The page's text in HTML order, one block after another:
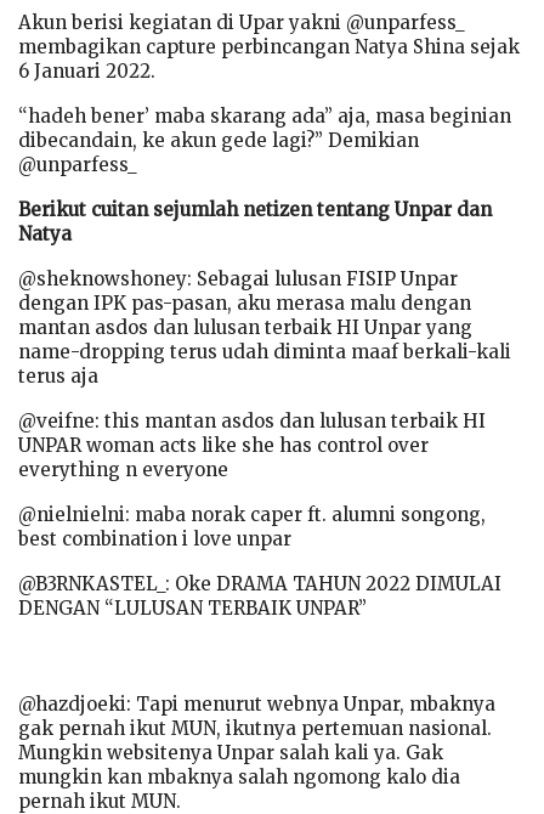
Akun berisi kegiatan di Upar yakni @unparfess_
membagikan capture perbincangan Natya Shina sejak
6 Januari 2022.
“hadeh bener’ maba skarang ada” aja, masa beginian
dibecandain, ke akun gede lagi?” Demikian
@unparfess_
Berikut cuitan sejumlah netizen tentang Unpar dan
Natya
@sheknowshoney: Sebagai lulusan FISIP Unpar
dengan IPK pas-pasan, aku merasa malu dengan
mantan asdos dan lulusan terbaik HI Unpar yang
name-dropping terus udah diminta maaf berkali-kali
terus aja
@veifne: this mantan asdos dan lulusan terbaik HI
UNPAR woman acts like she has control over
everything n everyone
@nielnielni: maba norak caper ft. alumni songong,
best combination i love unpar
@B3RNKASTEL_: Oke DRAMA TAHUN 2022 DIMULAI
DENGAN “LULUSAN TERBAIK UNPAR”
@hazdjoeki: Tapi menurut webnya Unpar, mbaknya
gak pernah ikut MUN, ikutnya pertemuan nasional.
Mungkin websitenya Unpar salah kali ya. Gak
mungkin kan mbaknya salah ngomong kalo dia
pernah ikut MUN.